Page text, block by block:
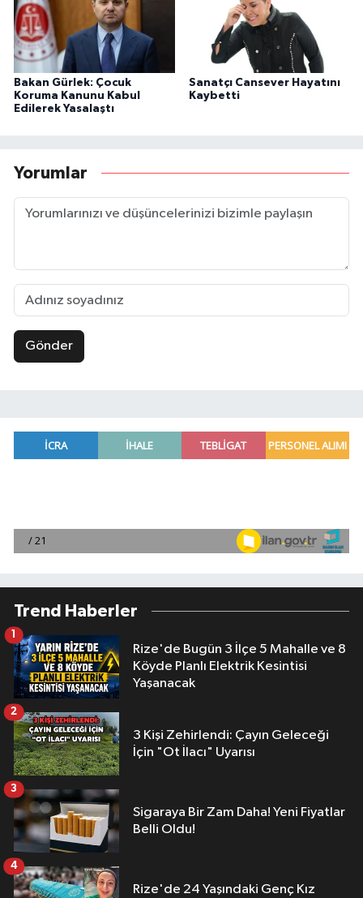
Bakan Gürlek: Çocuk
Koruma Kanunu Kabul
Edilerek Yasalaştı
Sanatçı Cansever Hayatını
Kaybetti
Yorumlar
Gönder
Trend Haberler
Rize'de Bugün 3 İlçe 5 Mahalle ve 8
Köyde Planlı Elektrik Kesintisi
Yaşanacak
1
3 Kişi Zehirlendi: Çayın Geleceği
İçin "Ot İlacı" Uyarısı
2
Sigaraya Bir Zam Daha! Yeni Fiyatlar
Belli Oldu!
3
Rize'de 24 Yaşındaki Genç Kız
4